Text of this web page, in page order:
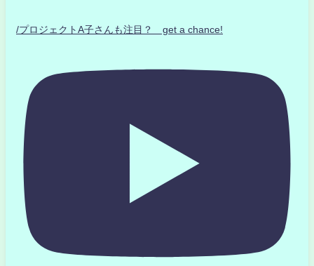
/プロジェクトA子さんも注目？ get a chance!